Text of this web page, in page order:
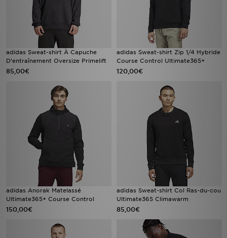
adidas Sweat-shirt À Capuche
D’entraînement Oversize Primelift
85,00€
adidas Sweat-shirt Zip 1/4 Hybride
Course Control Ultimate365+
120,00€
adidas Anorak Matelassé
Ultimate365+ Course Control
150,00€
adidas Sweat-shirt Col Ras-du-cou
Ultimate365 Climawarm
85,00€